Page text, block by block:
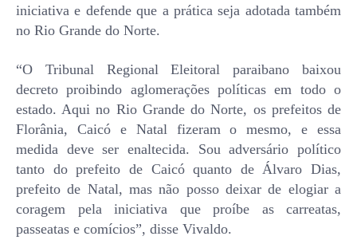
iniciativa e defende que a prática seja adotada também
no Rio Grande do Norte.
“O Tribunal Regional Eleitoral paraibano baixou
decreto proibindo aglomerações políticas em todo o
estado. Aqui no Rio Grande do Norte, os prefeitos de
Florânia, Caicó e Natal fizeram o mesmo, e essa
medida deve ser enaltecida. Sou adversário político
tanto do prefeito de Caicó quanto de Álvaro Dias,
prefeito de Natal, mas não posso deixar de elogiar a
coragem pela iniciativa que proíbe as carreatas,
passeatas e comícios”, disse Vivaldo.